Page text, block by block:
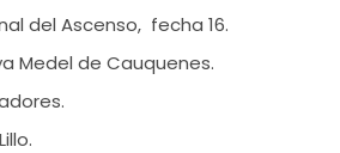
del Ascenso, fecha 16.
Medel de Cauquenes.